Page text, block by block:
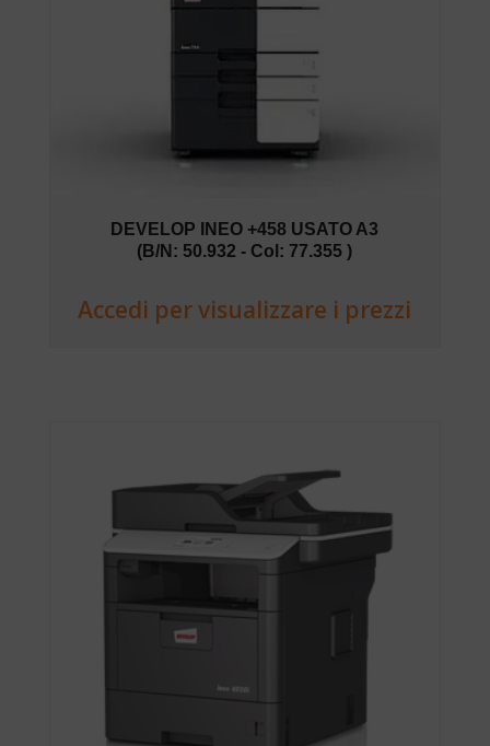
DEVELOP INEO +458 USATO A3
(B/N: 50.932 - Col: 77.355 )
Accedi per visualizzare i prezzi